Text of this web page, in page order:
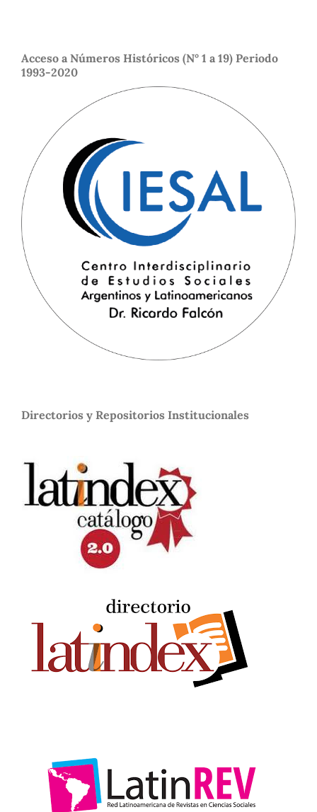
Acceso a Números Históricos (N° 1 a 19) Periodo
1993-2020
Directorios y Repositorios Institucionales